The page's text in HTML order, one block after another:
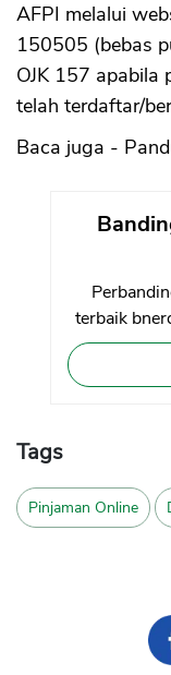
AFPI melalui
150505 (bebas
OJK 157 apabila
telah terdaftar/
Baca juga -
terbaik
Tags
Pinjaman Online